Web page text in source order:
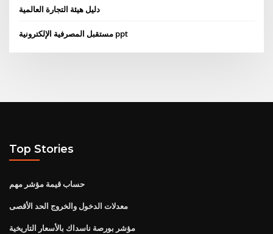
دليل هيئة التجارة العالمية
مستقبل المصرفية الإلكترونية ppt
Top Stories
حساب قيمة مؤشر مهم
معدلات الدخول والخروج الحد الأقصى
مؤشر بورصة ناسداك بالأسعار التاريخية